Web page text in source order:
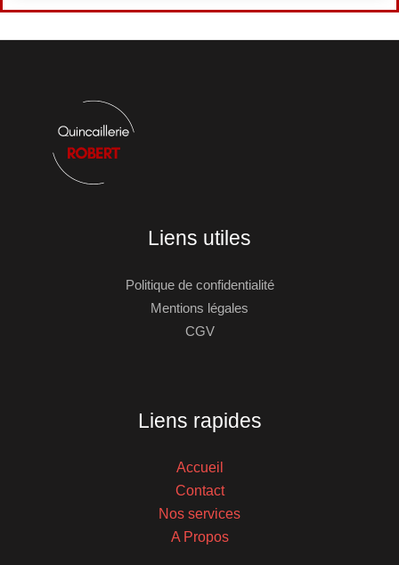
Liens utiles
Politique de confidentialité
Mentions légales
CGV
Liens rapides
Accueil
Contact
Nos services
A Propos